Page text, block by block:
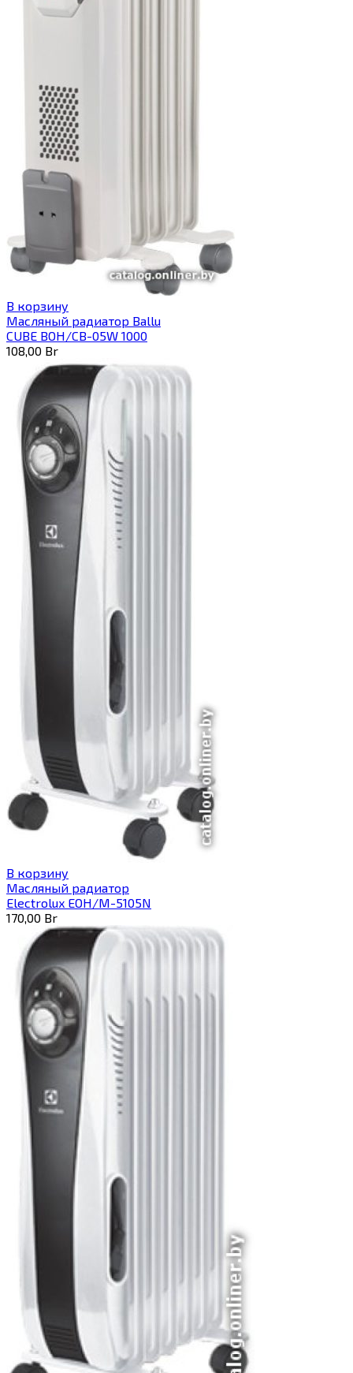
В корзину
Масляный радиатор Ballu
CUBE BOH/CB-05W 1000
108,00 Br
В корзину
Масляный радиатор
Electrolux EOH/M-5105N
170,00 Br